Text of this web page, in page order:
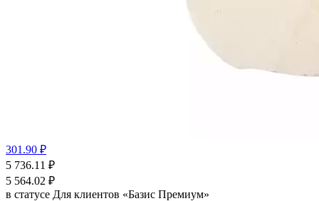
301.90 ₽
5 736.11 ₽
5 564.02 ₽
в статусе Для клиентов «Базис Премиум»